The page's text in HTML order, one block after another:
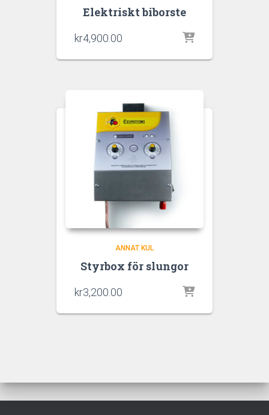
Elektriskt biborste
kr4,900.00
ANNAT KUL
Styrbox för slungor
kr3,200.00